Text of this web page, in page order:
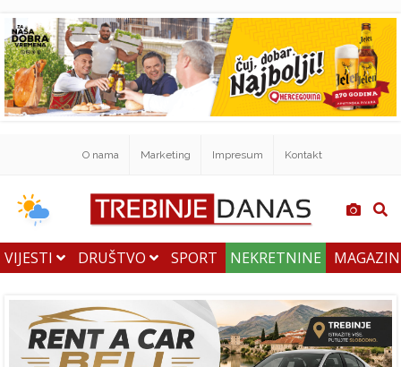
O nama Marketing Impresum Kontakt
VIJESTI DRUŠTVO SPORT NEKRETNINE